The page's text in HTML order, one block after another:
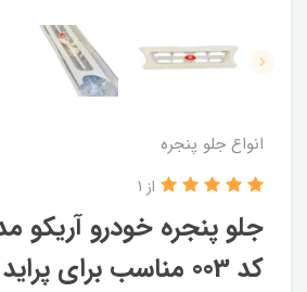
انواع جلو پنجره
جلو پنجره خودرو آریکو
کد 003 مناسب برای پراید 131
از 1